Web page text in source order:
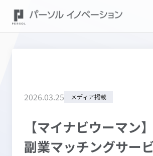
2026.03.25 メディア掲載
【マイナビウーマン
副業マッチングサー